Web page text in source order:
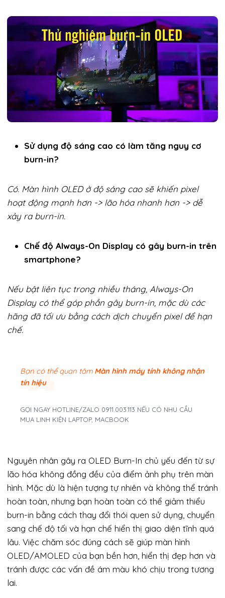
Sử dụng độ sáng cao có làm tăng nguy cơ
burn-in?
Có. Màn hình OLED ở độ sáng cao sẽ khiến pixel
hoạt động mạnh hơn -> lão hóa nhanh hơn -> dễ
xảy ra burn-in.
Chế độ Always-On Display có gây burn-in trên
smartphone?
Nếu bật liên tục trong nhiều tháng, Always-On
Display có thể góp phần gây burn-in, mặc dù các
hãng đã tối ưu bằng cách dịch chuyển pixel để hạn
chế.
Bạn có thể quan tâm Màn hình máy tính không nhận
tín hiệu
GỌI NGAY HOTLINE/ZALO 0911.003.113 NẾU CÓ NHU CẦU
MUA LINH KIỆN LAPTOP, MACBOOK
Nguyên nhân gây ra OLED Burn-In chủ yếu đến từ sự
lão hóa không đồng đều của điểm ảnh phụ trên màn
hình. Mặc dù là hiện tượng tự nhiên và không thể tránh
hoàn toàn, nhưng bạn hoàn toàn có thể giảm thiểu
burn-in bằng cách thay đổi thói quen sử dụng, chuyển
sang chế độ tối và hạn chế hiển thị giao diện tĩnh quá
lâu. Việc chăm sóc đúng cách sẽ giúp màn hình
OLED/AMOLED của bạn bền hơn, hiển thị đẹp hơn và
tránh được các vấn đề ám màu khó chịu trong tương
lai.